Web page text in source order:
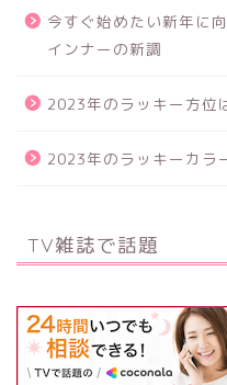
今すぐ始めたい新年に
インナーの新調
2023年のラッキー方位
2023年のラッキーカラ
TV雑誌で話題